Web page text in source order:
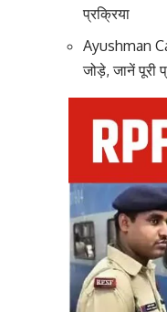
प्रक्रिया
Ayushman
जोड़े, जानें पूरी